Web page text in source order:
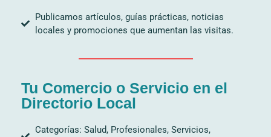
Publicamos artículos, guías prácticas, noticias
locales y promociones que aumentan las visitas.
Tu Comercio o Servicio en el
Directorio Local
Categorías: Salud, Profesionales, Servicios,